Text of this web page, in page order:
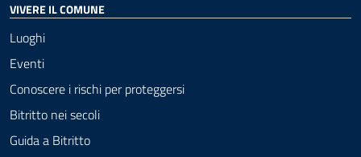
VIVERE IL COMUNE
Luoghi
Eventi
Conoscere i rischi per proteggersi
Bitritto nei secoli
Guida a Bitritto